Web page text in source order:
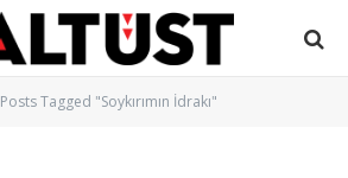
Posts Tagged "Soykırımın İdrakı"